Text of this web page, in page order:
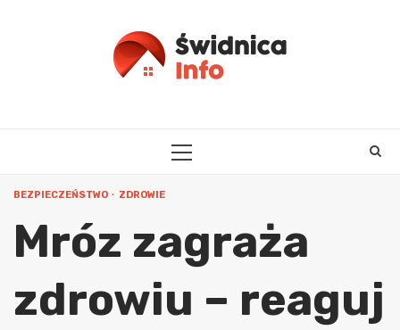
PRIMARY
BEZPIECZEŃSTWO ZDROWIE
Mróz zagraża
zdrowiu – reaguj